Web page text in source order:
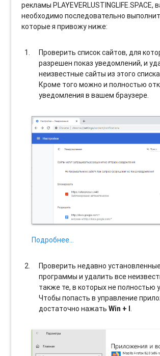
рекламы PLAYEVERLUSTINGLIFE.SPACE,
необходимо последовательно
которые я привожу ниже:
Проверить список сайтов, для
разрешен показ уведомлений, и
неизвестные сайты из этого
Кроме того можно и полностью
уведомления в вашем браузере.
Подробнее…
Проверить недавно
программы и удалить все
также те, в которых не полностью
Чтобы попасть в управление
достаточно нажатьWin + I.